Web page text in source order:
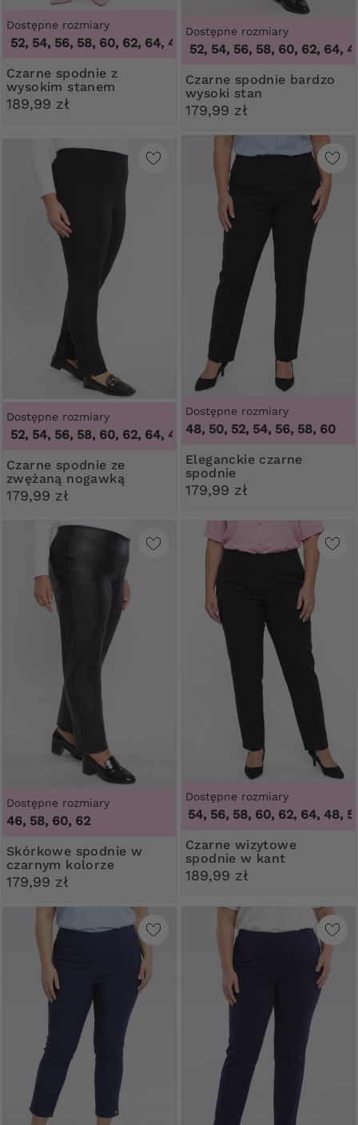
Dostępne rozmiary
54, 56, 58, 60, 62, 64 ,46, 48, 50, 52, 54, 56, 58, 60, 62,
Czarne spodnie z
wysokim stanem
189,99 zł
Dostępne rozmiary
46, 48, 50, 52, 54, 56, 58, 60, 62, 64 ,46,
Czarne spodnie bardzo
wysoki stan
179,99 zł
Dostępne rozmiary
54, 56, 58, 60, 62, 64 ,46, 48, 50, 52, 54, 56, 58, 60, 62,
Czarne spodnie ze
zwężaną nogawką
179,99 zł
Dostępne rozmiary
48, 50, 52, 54, 56, 58, 60
Eleganckie czarne
spodnie
179,99 zł
Dostępne rozmiary
46, 58, 60, 62
Skórkowe spodnie w
czarnym kolorze
179,99 zł
Dostępne rozmiary
48, 50, 52, 54, 56, 58, 60, 62, 64 ,48, 50,
Czarne wizytowe
spodnie w kant
189,99 zł